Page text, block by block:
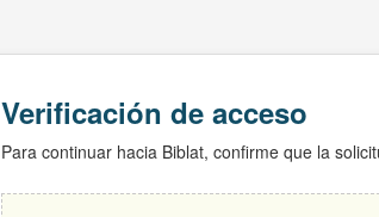
Verificación de acceso
Para continuar hacia Biblat, confirme que la